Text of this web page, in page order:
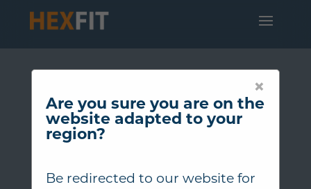
×
Are you sure you are on the
website adapted to your
region?
Be redirected to our website for